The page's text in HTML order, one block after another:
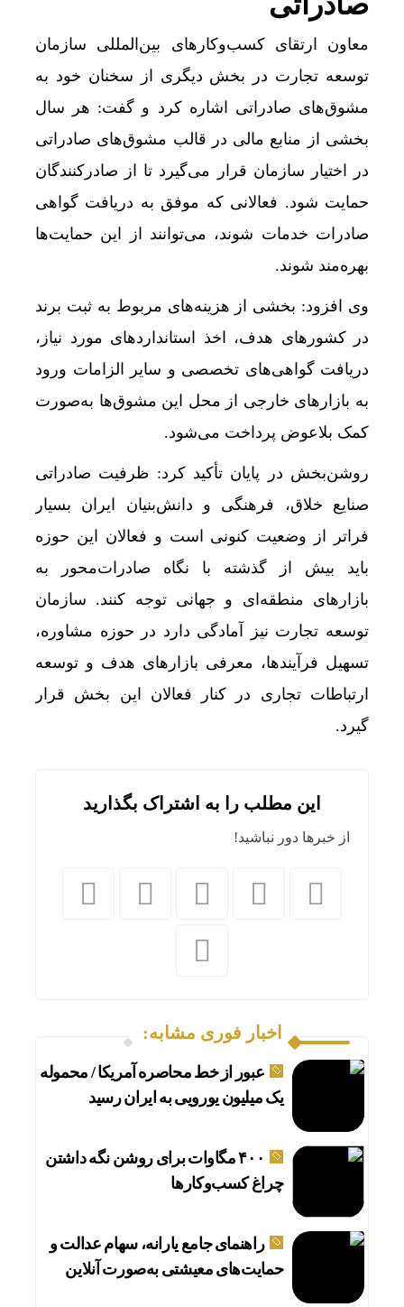
معاون ارتقای کسب‌وکارهای بین‌المللی سازمان
توسعه تجارت در بخش دیگری از سخنان خود به
مشوق‌های صادراتی اشاره کرد و گفت: هر سال
بخشی از منابع مالی در قالب مشوق‌های صادراتی
در اختیار سازمان قرار می‌گیرد تا از صادرکنندگان
حمایت شود. فعالانی که موفق به دریافت گواهی
صادرات خدمات شوند، می‌توانند از این حمایت‌ها
بهره‌مند شوند.
وی افزود: بخشی از هزینه‌های مربوط به ثبت برند
در کشورهای هدف، اخذ استانداردهای مورد نیاز،
دریافت گواهی‌های تخصصی و سایر الزامات ورود
به بازارهای خارجی از محل این مشوق‌ها به‌صورت
کمک بلاعوض پرداخت می‌شود.
روشن‌بخش در پایان تأکید کرد: ظرفیت صادراتی
صنایع خلاق، فرهنگی و دانش‌بنیان ایران بسیار
فراتر از وضعیت کنونی است و فعالان این حوزه
باید بیش از گذشته با نگاه صادرات‌محور به
بازارهای منطقه‌ای و جهانی توجه کنند. سازمان
توسعه تجارت نیز آمادگی دارد در حوزه مشاوره،
تسهیل فرآیندها، معرفی بازارهای هدف و توسعه
ارتباطات تجاری در کنار فعالان این بخش قرار
گیرد.
این مطلب را به اشتراک بگذارید
از خبرها دور نباشید!
اخبار فوری مشابه:
عبور از خط محاصره آمریکا / محموله
یک میلیون یورویی به ایران رسید
۴۰۰ مگاوات برای روشن نگه داشتن
چراغ کسب‌وکار‌ها
راهنمای جامع یارانه، سهام عدالت و
حمایت‌های معیشتی به‌صورت آنلاین